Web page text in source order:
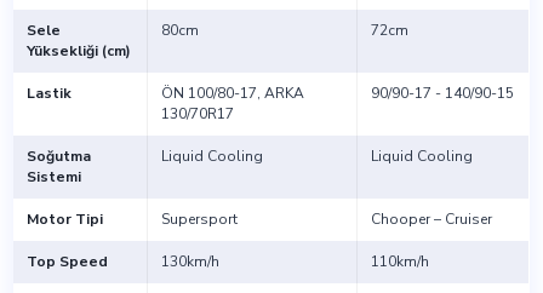
Sele
Yüksekliği (cm)
80cm 72cm
Lastik
ÖN 100/80-17, ARKA
130/70R17
90/90-17 - 140/90-15
Soğutma
Sistemi
Liquid Cooling Liquid Cooling
Motor Tipi Supersport Chooper – Cruiser
Top Speed 130km/h 110km/h